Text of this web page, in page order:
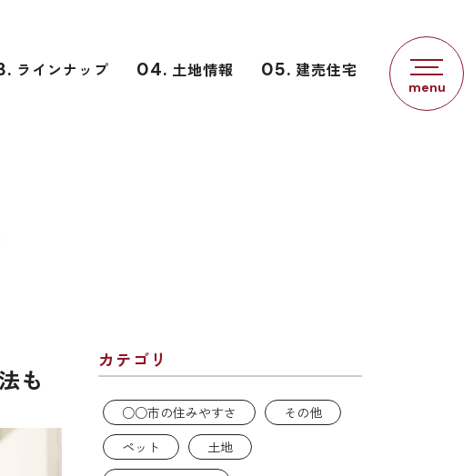
ラインナップ 04. 土地情報 05. 建売住宅
も
カテゴリ
○○市の住みやすさ
その他
ペット
土地